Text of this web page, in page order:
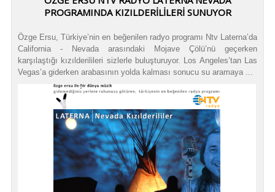
PROGRAMINDA KIZILDERİLİLERİ SUNUYOR
Özge Ersu, Türkiye’nin en beğenilen radyo programı Ntv Laterna’da
California - Nevada arasındaki Mojave Çölü’nü geçerken
karşılaştığı kızılderilileri sizlerle buluşturuyor. Los Angeles’tan Las
Vegas’a giderken arabasının yolda kalması sonucu su aramaya ...